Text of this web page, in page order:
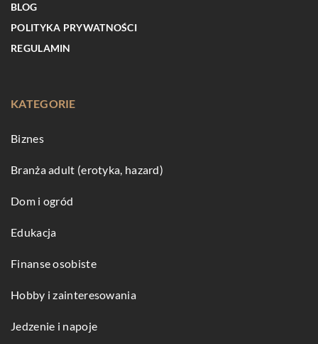
BLOG
POLITYKA PRYWATNOŚCI
REGULAMIN
KATEGORIE
Biznes
Branża adult (erotyka, hazard)
Dom i ogród
Edukacja
Finanse osobiste
Hobby i zainteresowania
Jedzenie i napoje